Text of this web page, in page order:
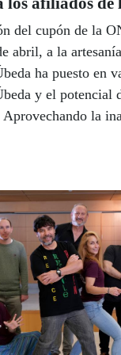
disposición.
del cupón de la
abril, a la
ha puesto en
y el potencial
la
Cultural
de la ciudad